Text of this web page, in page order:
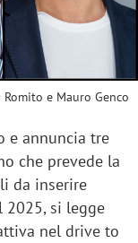
e Mauro Genco
e annuncia tre
che prevede la
da inserire
2025, si legge
nel drive to